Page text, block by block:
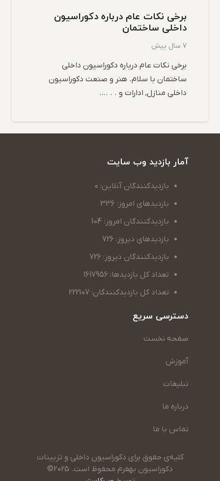
برخی نکات عام درباره دکوراسیون
داخلی ساختمان
7 سال پیش
برخی نکات عام درباره دکوراسیون داخلی
ساختمان با سلام. هنر و صنعت دکوراسیون
داخلی منازل, ادارات و . . .…
آمار بازدید وب سایت
بازدیدکنندگان آنلاین: 0
بازدیدهای امروز: 336
بازدیدکنندگان امروز: 104
بازدیدهای دیروز: 726
بازدیدکنندگان دیروز: 726
تعداد کل بازدیدها: 1617956
تعداد کل بازدیدکنندگان: 222107
دسترسی سریع
صفحه نخست
آموزش
تبلیغات
درباره ما
تماس با ما
کلیه‌ی حقوق برای دکوراسیون داخلی و تزیینات
دکوراسیون بهفرم محفوظ است. 2025©